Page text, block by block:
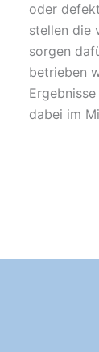
oder
stellen die
sorgen
betrieben
dabei im